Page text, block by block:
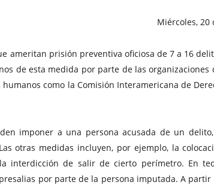
Miércoles, 20
ameritan prisión preventiva oficiosa de 7 a 16
de esta medida por parte de las organizaciones
como la Comisión Interamericana de
imponer a una persona acusada de un
otras medidas incluyen, por ejemplo, la
interdicción de salir de cierto perímetro. En
por parte de la persona imputada. A partir